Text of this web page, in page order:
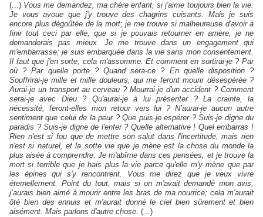
(...) Vous me demandez, ma chère enfant, si j'aime toujours bien la vie.
Je vous avoue que j'y trouve des chagrins cuisants. Mais je suis
encore plus dégoûtée de la mort; je me trouve si malheureuse d'avoir à
finir tout ceci par elle, que si je pouvais retourner en arrière, je ne
demanderais pas mieux. Je me trouve dans un engagement qui
m'embarrasse; je suis embarquée dans la vie sans mon consentement.
Il faut que j'en sorte; cela m'assomme. Et comment en sortirai-je ? Par
où ? Par quelle porte ? Quand sera-ce ? En quelle disposition ?
Souffrirai-je mille et mille douleurs, qui me feront mourir désespérée ?
Aurai-je un transport au cerveau ? Mourrai-je d'un accident ? Comment
serai-je avec Dieu ? Qu'aurai-je à lui présenter ? La crainte, la
nécessité, feront-elles mon retour vers lui ? N’aurai-je aucun autre
sentiment que celui de la peur ? Que puis-je espérer ? Suis-je digne du
paradis ? Suis-je digne de l'enfer ? Quelle alternative ! Quel embarras !
Rien n'est si fou que de mettre son salut dans l'incertitude, mais rien
n'est si naturel, et la sotte vie que je mène est la chose du monde la
plus aisée à comprendre. Je m'abîme dans ces pensées, et je trouve la
mort si terrible que je hais plus la vie parce qu'elle m'y mène que par
les épines qui s'y rencontrent. Vous me direz que je veux vivre
éternellement. Point du tout, mais si on m'avait demandé mon avis,
j’aurais bien aimé à mourir entre les bras de ma nourrice; cela m'aurait
ôté bien des ennuis et m'aurait donné le ciel bien sûrement et bien
aisément. Mais parlons d'autre chose. (...)